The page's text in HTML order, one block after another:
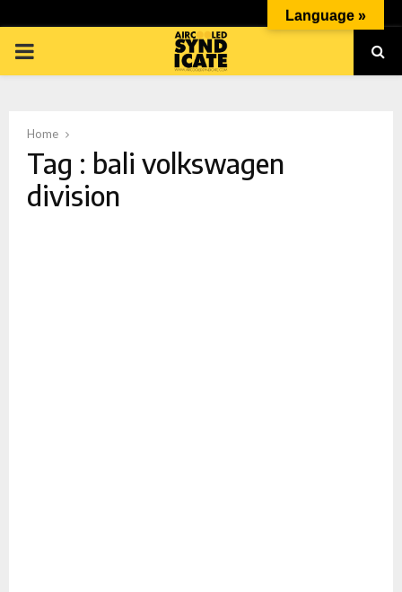
PRIMARY
Home
Tag : bali volkswagen
division
Language »